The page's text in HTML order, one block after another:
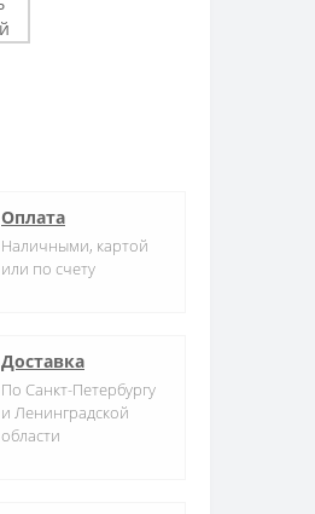
Оплата
Наличными, картой
или по счету
Доставка
По Санкт-Петербургу
и Ленинградской
области